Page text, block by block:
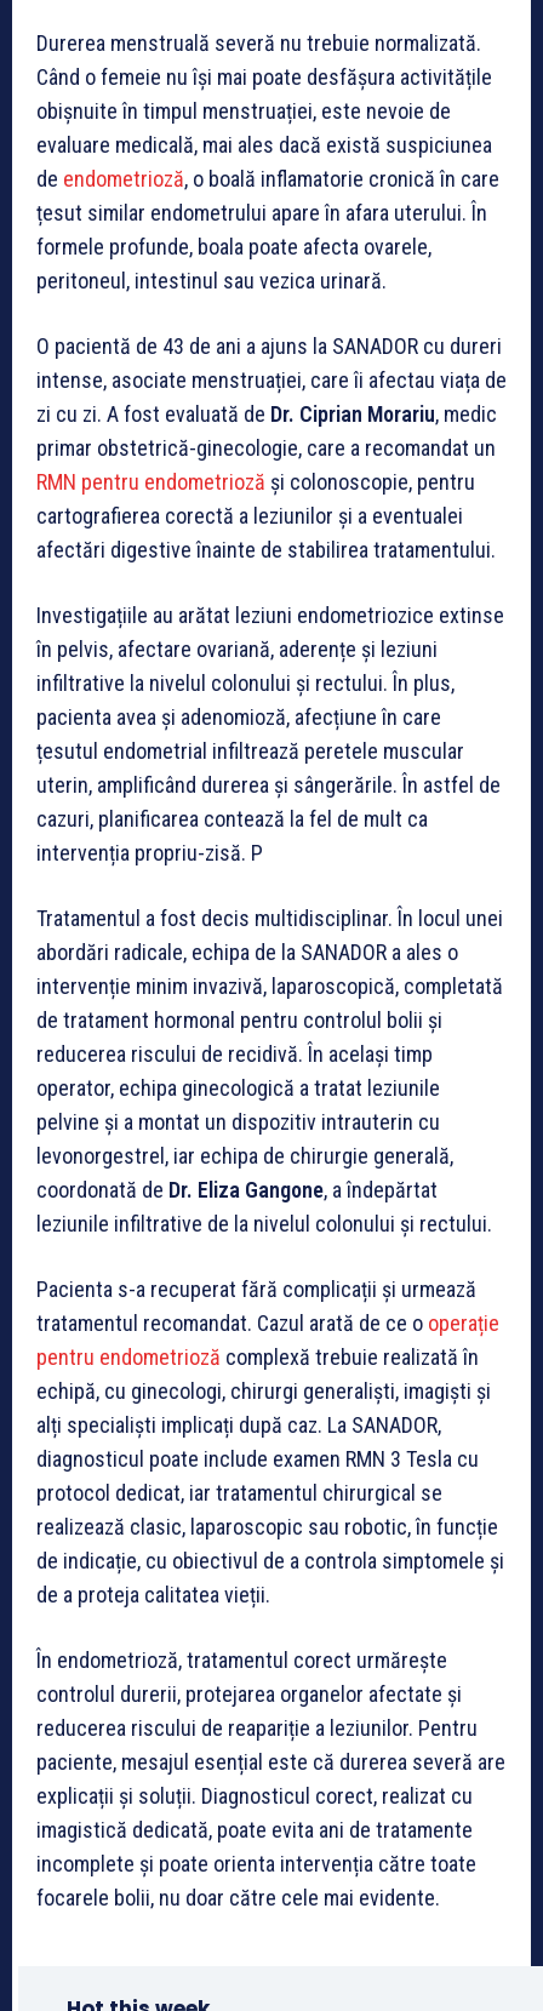
Durerea menstruală severă nu trebuie normalizată.
Când o femeie nu își mai poate desfășura activitățile
obișnuite în timpul menstruației, este nevoie de
evaluare medicală, mai ales dacă există suspiciunea
de endometrioză, o boală inflamatorie cronică în care
țesut similar endometrului apare în afara uterului. În
formele profunde, boala poate afecta ovarele,
peritoneul, intestinul sau vezica urinară.
O pacientă de 43 de ani a ajuns la SANADOR cu dureri
intense, asociate menstruației, care îi afectau viața de
zi cu zi. A fost evaluată de Dr. Ciprian Morariu, medic
primar obstetrică-ginecologie, care a recomandat un
RMN pentru endometrioză și colonoscopie, pentru
cartografierea corectă a leziunilor și a eventualei
afectări digestive înainte de stabilirea tratamentului.
Investigațiile au arătat leziuni endometriozice extinse
în pelvis, afectare ovariană, aderențe și leziuni
infiltrative la nivelul colonului și rectului. În plus,
pacienta avea și adenomioză, afecțiune în care
țesutul endometrial infiltrează peretele muscular
uterin, amplificând durerea și sângerările. În astfel de
cazuri, planificarea contează la fel de mult ca
intervenția propriu-zisă. P
Tratamentul a fost decis multidisciplinar. În locul unei
abordări radicale, echipa de la SANADOR a ales o
intervenție minim invazivă, laparoscopică, completată
de tratament hormonal pentru controlul bolii și
reducerea riscului de recidivă. În același timp
operator, echipa ginecologică a tratat leziunile
pelvine și a montat un dispozitiv intrauterin cu
levonorgestrel, iar echipa de chirurgie generală,
coordonată de Dr. Eliza Gangone, a îndepărtat
leziunile infiltrative de la nivelul colonului și rectului.
Pacienta s-a recuperat fără complicații și urmează
tratamentul recomandat. Cazul arată de ce o operație
pentru endometrioză complexă trebuie realizată în
echipă, cu ginecologi, chirurgi generaliști, imagiști și
alți specialiști implicați după caz. La SANADOR,
diagnosticul poate include examen RMN 3 Tesla cu
protocol dedicat, iar tratamentul chirurgical se
realizează clasic, laparoscopic sau robotic, în funcție
de indicație, cu obiectivul de a controla simptomele și
de a proteja calitatea vieții.
În endometrioză, tratamentul corect urmărește
controlul durerii, protejarea organelor afectate și
reducerea riscului de reapariție a leziunilor. Pentru
paciente, mesajul esențial este că durerea severă are
explicații și soluții. Diagnosticul corect, realizat cu
imagistică dedicată, poate evita ani de tratamente
incomplete și poate orienta intervenția către toate
focarele bolii, nu doar către cele mai evidente.